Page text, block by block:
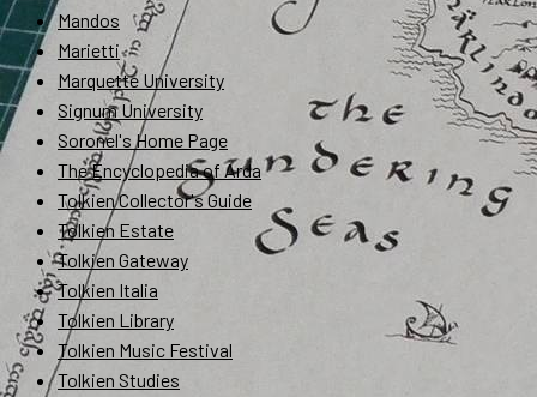
Mandos
Marietti
Marquette University
Signum University
Soronel's Home Page
The Encyclopedia of Arda
Tolkien Collector's Guide
Tolkien Estate
Tolkien Gateway
Tolkien Italia
Tolkien Library
Tolkien Music Festival
Tolkien Studies